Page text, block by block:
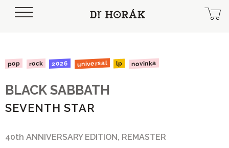
pop rock 2026 universal lp novinka
BLACK SABBATH
SEVENTH STAR
40th ANNIVERSARY EDITION, REMASTER